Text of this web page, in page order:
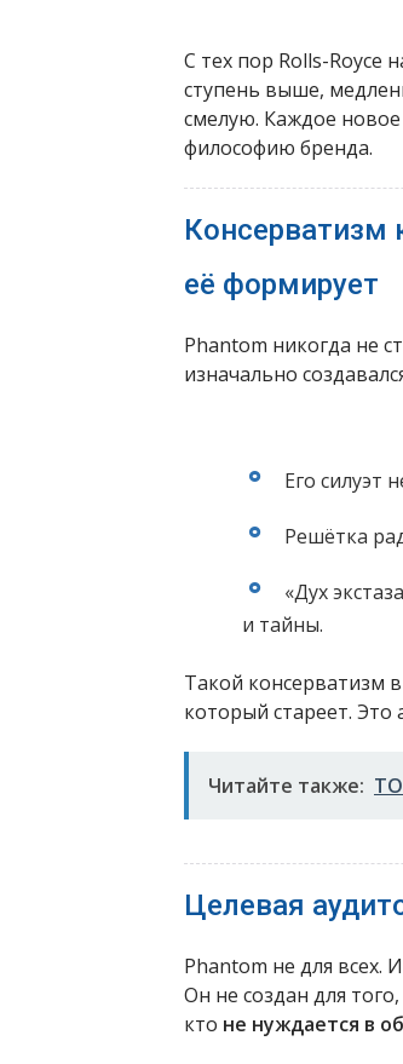
С тех пор Rolls-Royce
ступень выше,
смелую. Каждое
философию бренда.
Консерватизм
её формирует
Phantom никогда не
изначально
Его силуэт
Решётка
«Дух
и тайны.
Такой консерватизм
который стареет.
Читайте также:
Целевая
Phantom не для всех.
Он не создан для
кто не нуждается в